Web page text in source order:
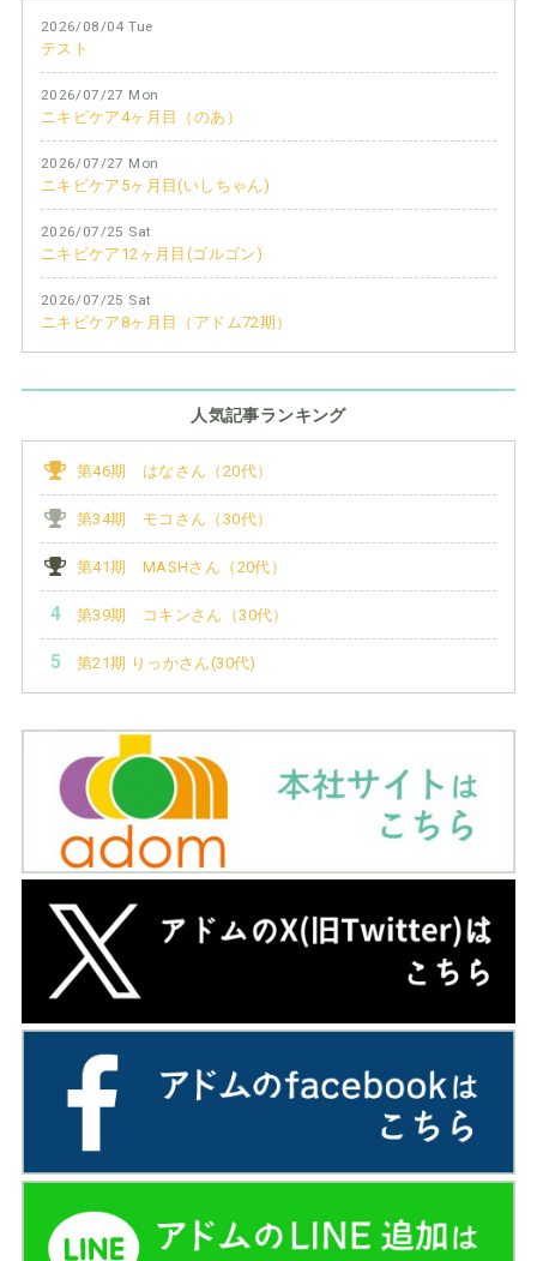
2026/08/04 Tue
テスト
2026/07/27 Mon
ニキビケア4ヶ月目（のあ）
2026/07/27 Mon
ニキビケア5ヶ月目(いしちゃん)
2026/07/25 Sat
ニキビケア12ヶ月目(ゴルゴン)
2026/07/25 Sat
ニキビケア8ヶ月目（アドム72期）
人気記事ランキング
第46期 はなさん（20代）
第34期 モコさん（30代）
第41期 MASHさん（20代）
第39期 コキンさん（30代）
第21期 りっかさん(30代)